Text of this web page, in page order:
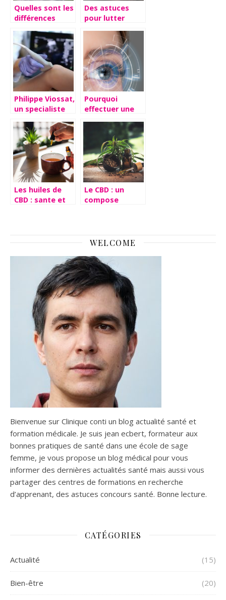
Quelles sont les
différences
résidences
seniors et les
EHPAD ?
Des astuces
pour lutter
Philippe Viossat,
un specialiste
Pourquoi
effectuer une
des yeux ?
Les huiles de
CBD : sante et
Le CBD : un
compose
WELCOME
Bienvenue sur Clinique conti un blog actualité santé et
formation médicale. Je suis jean ecbert, formateur aux
bonnes pratiques de santé dans une école de sage
femme, je vous propose un blog médical pour vous
informer des dernières actualités santé mais aussi vous
partager des centres de formations en recherche
d’apprenant, des astuces concours santé. Bonne lecture.
CATÉGORIES
Actualité (15)
Bien-être (20)